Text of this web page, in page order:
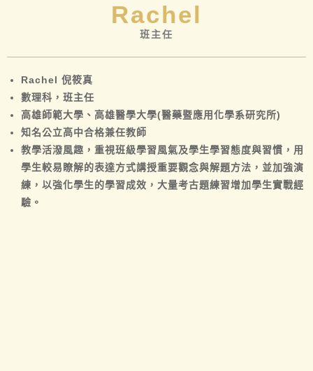
Rachel
班主任
Rachel 倪筱真
數理科，班主任
高雄師範大學、高雄醫學大學(醫藥暨應用化學系研究所)
知名公立高中合格兼任教師
教學活潑風趣，重視班級學習風氣及學生學習態度與習慣，用
學生較易瞭解的表達方式講授重要觀念與解題方法，並加強演
練，以強化學生的學習成效，大量考古題練習增加學生實戰經
驗。